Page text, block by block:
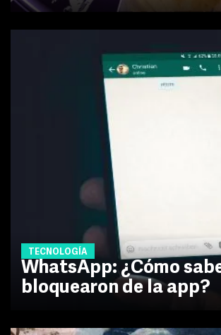
TECNOLOGÍA
WhatsApp: ¿Cómo
bloquearon de la app?